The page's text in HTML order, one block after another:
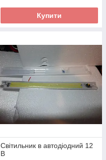
Купити
Світильник в автодіодний 12
В